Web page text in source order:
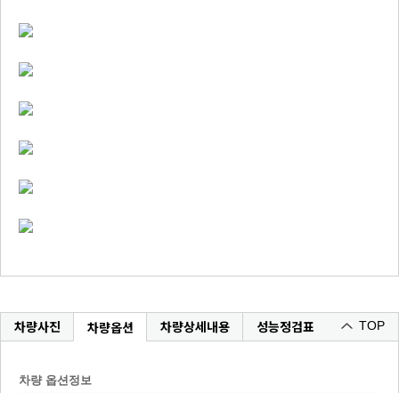
차량사진 차량옵션 차량상세내용 성능정검표 TOP
차량 옵션정보